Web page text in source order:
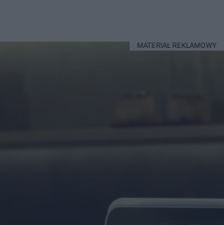
MATERIAŁ REKLAMOWY